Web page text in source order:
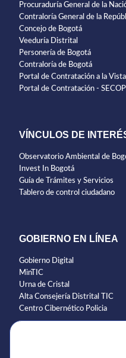
Procuraduría General de la
Contraloría General de la
Concejo de Bogotá
Veeduría Distrital
Personería de Bogotá
Contraloría de Bogotá
Portal de Contratación a la Vista
Portal de Contratación - SECOP
VÍNCULOS DE
Observatorio Ambiental de
Invest In Bogotá
Guía de Trámites y Servicios
Tablero de control ciudadano
GOBIERNO EN LÍNEA
Gobierno Digital
MinTIC
Urna de Cristal
Alta Consejería Distrital TIC
Centro Cibernético Policia